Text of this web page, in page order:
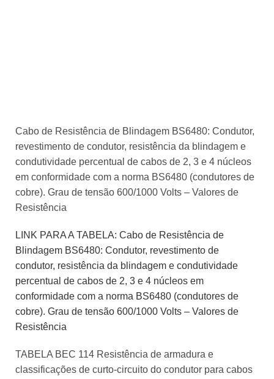
Cabo de Resistência de Blindagem BS6480: Condutor,
revestimento de condutor, resistência da blindagem e
condutividade percentual de cabos de 2, 3 e 4 núcleos
em conformidade com a norma BS6480 (condutores de
cobre). Grau de tensão 600/1000 Volts – Valores de
Resistência
LINK PARA A TABELA: Cabo de Resistência de
Blindagem BS6480: Condutor, revestimento de
condutor, resistência da blindagem e condutividade
percentual de cabos de 2, 3 e 4 núcleos em
conformidade com a norma BS6480 (condutores de
cobre). Grau de tensão 600/1000 Volts – Valores de
Resistência
TABELA BEC 114 Resistência de armadura e
classificações de curto-circuito do condutor para cabos